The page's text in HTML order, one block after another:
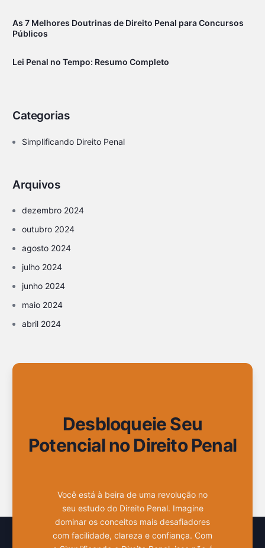
As 7 Melhores Doutrinas de Direito Penal para Concursos
Públicos
Lei Penal no Tempo: Resumo Completo
Categorias
Simplificando Direito Penal
Arquivos
dezembro 2024
outubro 2024
agosto 2024
julho 2024
junho 2024
maio 2024
abril 2024
Desbloqueie Seu
Potencial no Direito Penal
Você está à beira de uma revolução no
seu estudo do Direito Penal. Imagine
dominar os conceitos mais desafiadores
com facilidade, clareza e confiança. Com